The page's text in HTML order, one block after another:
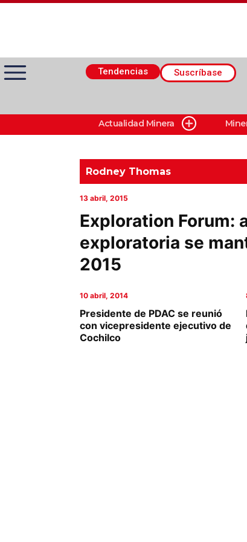
Tendencias Suscríbase
Actualidad Minera
Minería Superficie
Minerí­a Subterránea
Columnas de Opinión
Calendario de Eventos
Actualidad Minera
Rodney Thomas
13 abril, 2015
Exploration Forum:
exploratoria se
2015
10 abril, 2014
Presidente de PDAC se reunió
con vicepresidente ejecutivo de
Cochilco